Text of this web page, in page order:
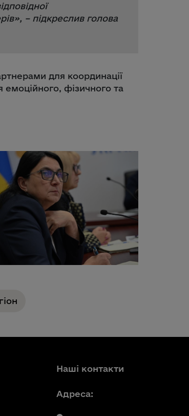
», – підкреслив голова
для координації
емоційного, фізичного та
Наші контакти
Адреса: